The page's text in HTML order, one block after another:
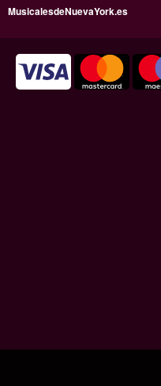
MusicalesdeNuevaYork.es